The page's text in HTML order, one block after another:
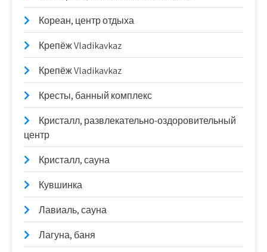
Кореан, центр отдыха
Крепёж Vladikavkaz
Крепёж Vladikavkaz
Кресты, банный комплекс
Кристалл, развлекательно-оздоровительный
центр
Кристалл, сауна
Кувшинка
Лавиаль, сауна
Лагуна, баня